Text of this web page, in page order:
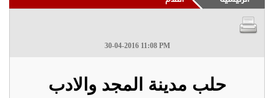
30-04-2016 11:08 PM
حلب مدينة المجد والادب